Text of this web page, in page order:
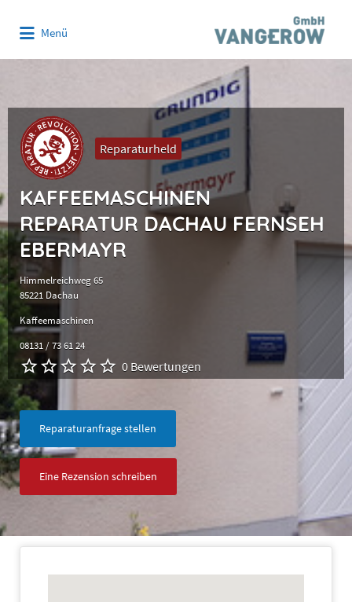
Menü
Reparaturheld
KAFFEEMASCHINEN
REPARATUR DACHAU FERNSEH
EBERMAYR
Himmelreichweg 65
85221 Dachau
Kaffeemaschinen
08131 / 73 61 24
0 Bewertungen
Reparaturanfrage stellen
Eine Rezension schreiben